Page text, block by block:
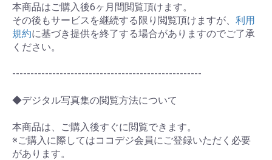
本商品はご購入後6ヶ月間閲覧頂けます。
その後もサービスを継続する限り閲覧頂けますが、 利用
規約に基づき提供を終了する場合がありますのでご了承
ください。
----------------------------------------------------
◆デジタル写真集の閲覧方法について
本商品は、ご購入後すぐに閲覧できます。
※ご購入に際してはココデジ会員にご登録いただく必要
があります。